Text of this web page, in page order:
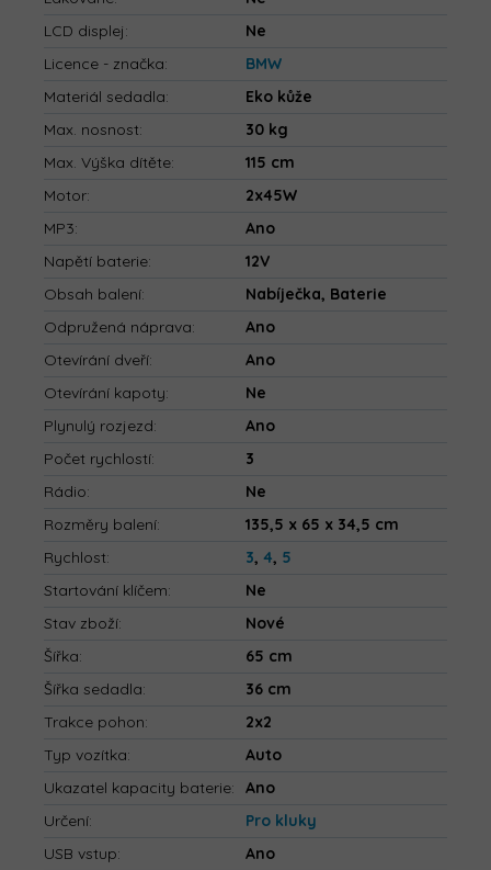
LCD displej:
Ne
Licence - značka:
BMW
Materiál sedadla:
Eko kůže
Max. nosnost:
30 kg
Max. Výška dítěte:
115 cm
Motor:
2x45W
MP3:
Ano
Napětí baterie:
12V
Obsah balení:
Nabíječka, Baterie
Odpružená náprava:
Ano
Otevírání dveří:
Ano
Otevírání kapoty:
Ne
Plynulý rozjezd:
Ano
Počet rychlostí:
3
Rádio:
Ne
Rozměry balení:
135,5 x 65 x 34,5 cm
Rychlost: 3, 4, 5
Startování klíčem:
Ne
Stav zboží:
Nové
Šířka:
65 cm
Šířka sedadla:
36 cm
Trakce pohon:
2x2
Typ vozítka:
Auto
Ukazatel kapacity baterie:
Ano
Určení:
Pro kluky
USB vstup:
Ano